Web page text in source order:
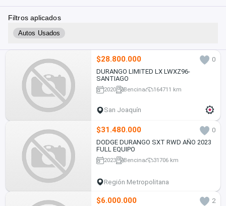
Filtros aplicados
Autos Usados
$28.800.000
0
DURANGO LIMITED LX LWXZ96-
SANTIAGO
2020 Bencina 164711 km
San Joaquín
$31.480.000
0
DODGE DURANGO SXT RWD AÑO 2023
FULL EQUIPO
2023 Bencina 31706 km
Región Metropolitana
$6.000.000
2